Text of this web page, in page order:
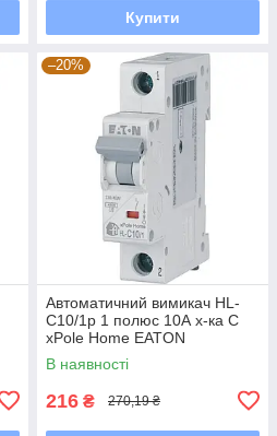
Купити
–20%
Автоматичний вимикач HL-
С10/1р 1 полюс 10А х-ка С
xPole Home EATON
В наявності
216 ₴ 270,19 ₴